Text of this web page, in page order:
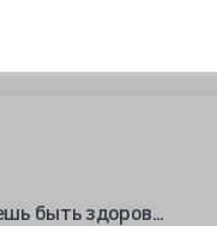
быть здоров...